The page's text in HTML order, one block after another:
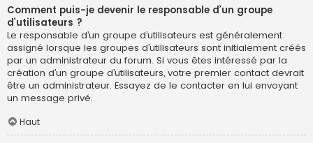
Comment puis-je devenir le responsable d’un groupe
d’utilisateurs ?
Le responsable d’un groupe d’utilisateurs est généralement
assigné lorsque les groupes d’utilisateurs sont initialement créés
par un administrateur du forum. Si vous êtes intéressé par la
création d’un groupe d’utilisateurs, votre premier contact devrait
être un administrateur. Essayez de le contacter en lui envoyant
un message privé.
Haut